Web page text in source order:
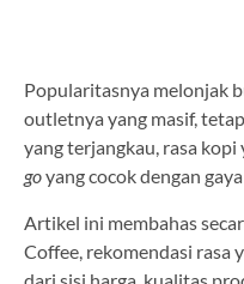
Popularitasnya melonjak
outletnya yang masif,
yang terjangkau, rasa
goyang cocok dengan
Artikel ini membahas
Coffee, rekomendasi rasa
dari sisi harga, kualitas